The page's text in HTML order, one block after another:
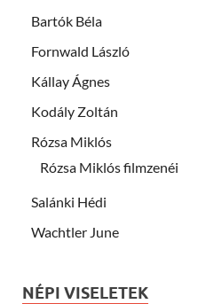
Bartók Béla
Fornwald László
Kállay Ágnes
Kodály Zoltán
Rózsa Miklós
Rózsa Miklós filmzenéi
Salánki Hédi
Wachtler June
NÉPI VISELETEK